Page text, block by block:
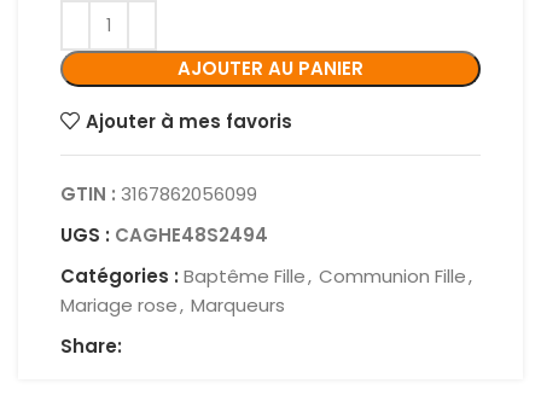
AJOUTER AU PANIER
Ajouter à mes favoris
GTIN : 3167862056099
UGS : CAGHE48S2494
Catégories : Baptême Fille, Communion Fille,
Mariage rose, Marqueurs
Share: